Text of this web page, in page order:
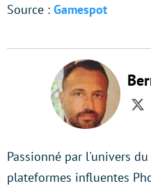
Source : Gamespot
Passionné par l'univers
plateformes influentes